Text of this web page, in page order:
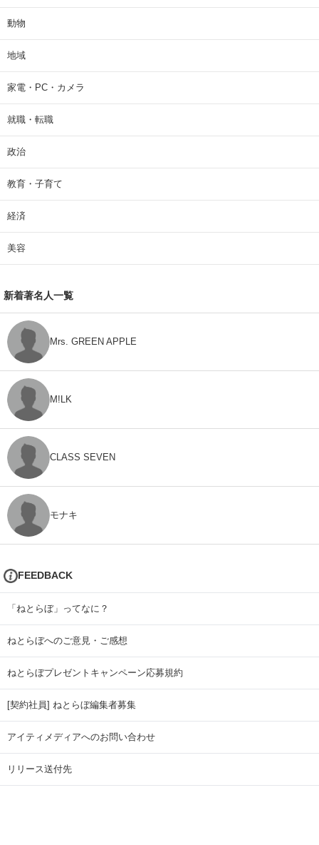
動物
地域
家電・PC・カメラ
就職・転職
政治
教育・子育て
経済
美容
新着著名人一覧
Mrs. GREEN APPLE
M!LK
CLASS SEVEN
モナキ
FEEDBACK
「ねとらぼ」ってなに？
ねとらぼへのご意見・ご感想
ねとらぼプレゼントキャンペーン応募規約
[契約社員] ねとらぼ編集者募集
アイティメディアへのお問い合わせ
リリース送付先